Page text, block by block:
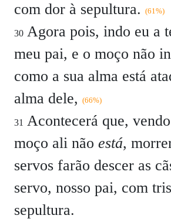
com dor à sepultura. (61%)
30 Agora pois, indo eu a
meu pai, e o moço não
como a sua alma está
alma dele, (66%)
31 Acontecerá que,
moço ali não está,
servos farão descer as
servo, nosso pai, com
sepultura.